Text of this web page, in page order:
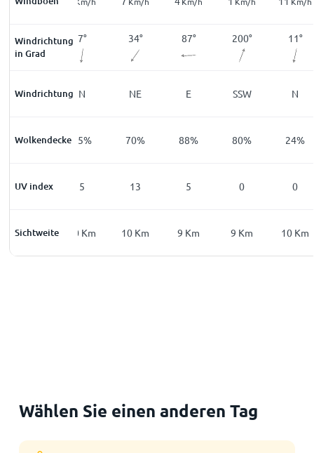
Windrichtung
in Grad
341° 7° 34° 87° 200° 11°
Windrichtung
NNW N NE E SSW N
Wolkendecke
100% 65% 70% 88% 80% 24%
UV index
0 5 13 5 0 0
Sichtweite
0Km 10 Km 10 Km 9 Km 9 Km 10 Km
Wählen Sie einen anderen Tag